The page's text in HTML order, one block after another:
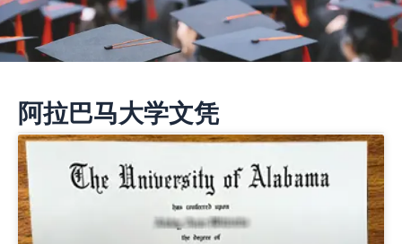
阿拉巴马大学文凭